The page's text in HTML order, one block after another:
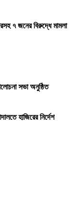
৭ জনের বিরুদ্ধে মামলা
সভা অনুষ্ঠিত
হাজিরের নির্দেশ